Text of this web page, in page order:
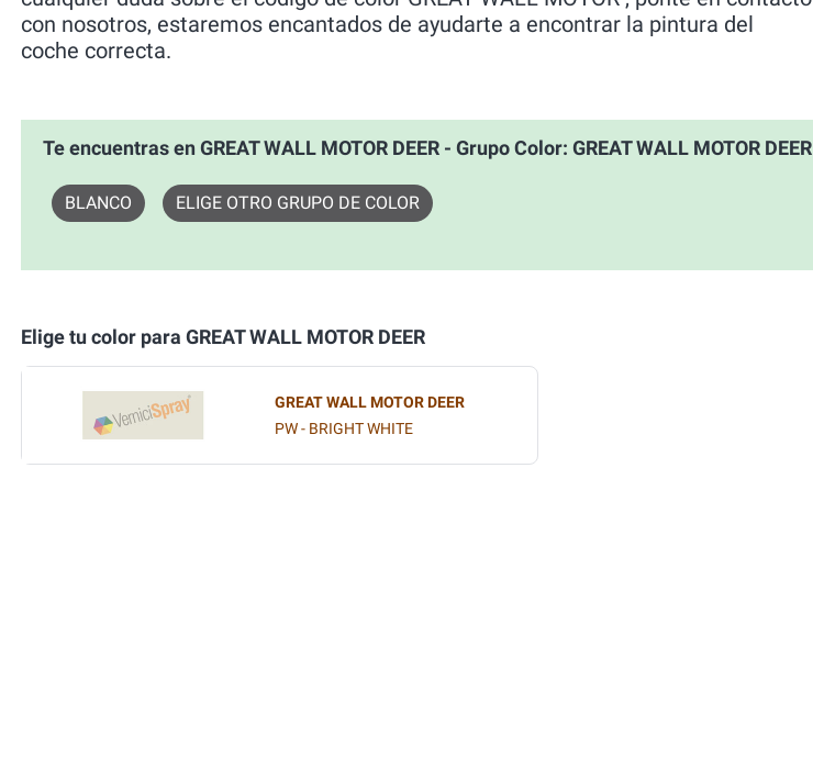
con nosotros, estaremos encantados de ayudarte a encontrar la pintura del
coche correcta.
Te encuentras en GREAT WALL MOTOR DEER - Grupo Color: GREAT WALL MOTOR DEER
BLANCO ELIGE OTRO GRUPO DE COLOR
Elige tu color para GREAT WALL MOTOR DEER
GREAT WALL MOTOR DEER
PW - BRIGHT WHITE